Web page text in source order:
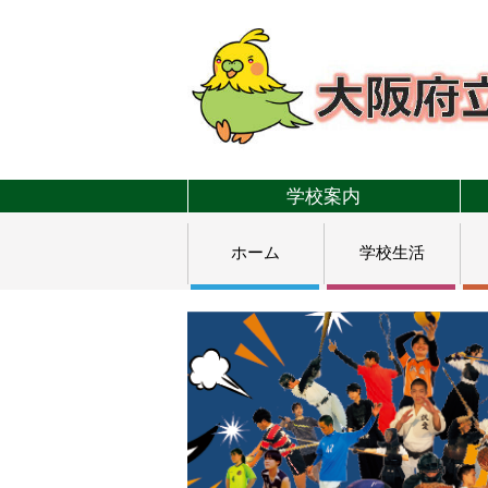
学校案内
ホーム 学校生活